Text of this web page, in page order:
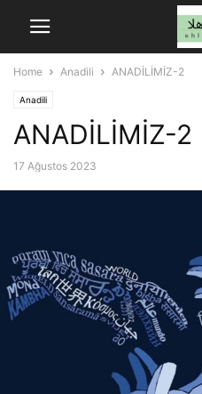
Home Anadili ANADİLİMİZ-2
Anadili
ANADİLİMİZ-2
17 Ağustos 2023